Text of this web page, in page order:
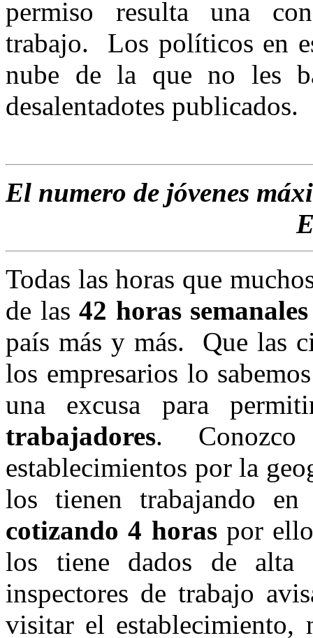
permiso resulta una
trabajo. Los políticos en
nube de la que no les
desalentadotes publicados.
El numero de jóvenes
Todas las horas que
de las42 horas semanales
país más y más. Que las
los empresarios lo
una excusa para
trabajadores. Conozco
establecimientos por la
los tienen trabajando
cotizando 4 horaspor
los tiene dados de
inspectores de trabajo
visitar el establecimiento,